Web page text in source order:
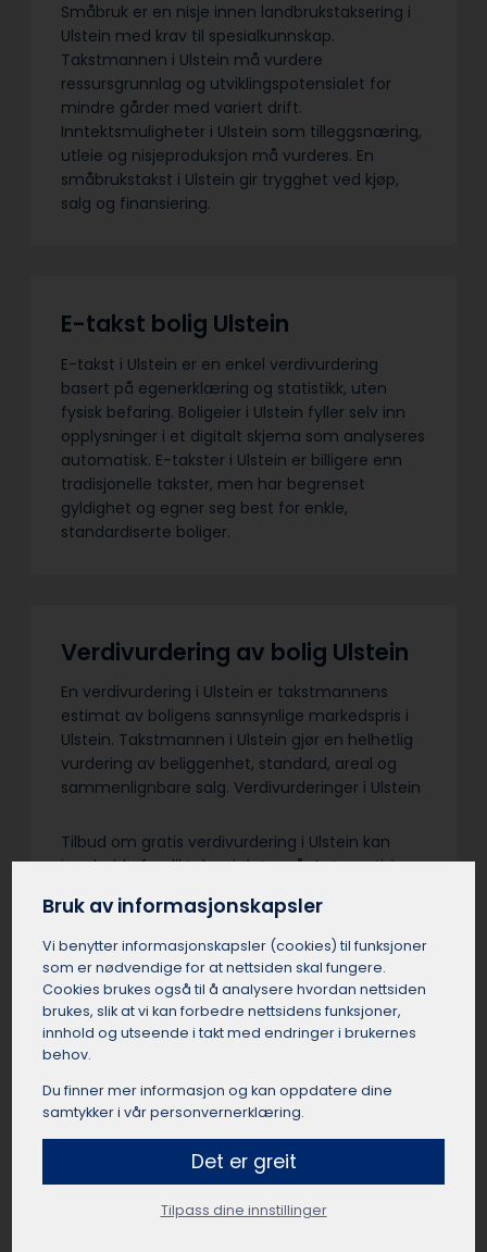
Småbruk er en nisje innen landbrukstaksering i
Ulstein med krav til spesialkunnskap.
Takstmannen i Ulstein må vurdere
ressursgrunnlag og utviklingspotensialet for
mindre gårder med variert drift.
Inntektsmuligheter i Ulstein som tilleggsnæring,
utleie og nisjeproduksjon må vurderes. En
småbrukstakst i Ulstein gir trygghet ved kjøp,
salg og finansiering.
E-takst bolig Ulstein
E-takst i Ulstein er en enkel verdivurdering
basert på egenerklæring og statistikk, uten
fysisk befaring. Boligeier i Ulstein fyller selv inn
opplysninger i et digitalt skjema som analyseres
automatisk. E-takster i Ulstein er billigere enn
tradisjonelle takster, men har begrenset
gyldighet og egner seg best for enkle,
standardiserte boliger.
Verdivurdering av bolig Ulstein
En verdivurdering i Ulstein er takstmannens
estimat av boligens sannsynlige markedspris i
Ulstein. Takstmannen i Ulstein gjør en helhetlig
vurdering av beliggenhet, standard, areal og
sammenlignbare salg. Verdivurderinger i Ulstein
Tilbud om gratis verdivurdering i Ulstein kan
inneholde forpliktelser i det små. Automatiske
salgstakster er ikke fullverdige verditakster. Vær
nøye med vilkårene – en uavhengig
verdivurdering med befaring er sjelden gratis.
Grundighet og objektivitet fra en sertifisert
takstmann i Ulstein er verdt å betale for…
Få et uforpliktende tilbud
Send oss en kort beskrivelse av dine ønsker og
behov, så finner vi en passende takstmann for
deg.
Bruk av informasjonskapsler
Vi benytter informasjons­kapsler (cookies) til funksjoner
som er nødvendige for at nettsiden skal fungere.
Cookies brukes også til å analysere hvordan nettsiden
brukes, slik at vi kan forbedre nettsidens funksjoner,
innhold og utseende i takt med endringer i brukernes
behov.
Du finner mer informasjon og kan oppdatere dine
samtykker i vår personvernerklæring.
Det er greit
Tilpass dine innstillinger